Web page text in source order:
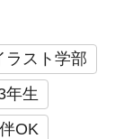
ラスト学部
年生
OK